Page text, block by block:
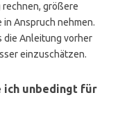
rechnen, größere
in Anspruch nehmen.
die Anleitung vorher
einzuschätzen.
ich unbedingt für